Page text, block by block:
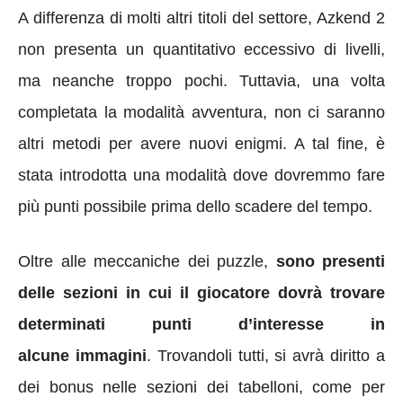
A differenza di molti altri titoli del settore, Azkend 2
non presenta un quantitativo eccessivo di livelli,
ma neanche troppo pochi. Tuttavia, una volta
completata la modalità avventura, non ci saranno
altri metodi per avere nuovi enigmi. A tal fine, è
stata introdotta una modalità dove dovremmo fare
più punti possibile prima dello scadere del tempo.
Oltre alle meccaniche dei puzzle, sono presenti
delle sezioni in cui il giocatore dovrà trovare
determinati punti d’interesse in
alcune immagini. Trovandoli tutti, si avrà diritto a
dei bonus nelle sezioni dei tabelloni, come per